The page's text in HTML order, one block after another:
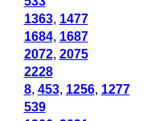
1363, 1477
1684, 1687
2072, 2075
2228
8, 453, 1256, 1277
539